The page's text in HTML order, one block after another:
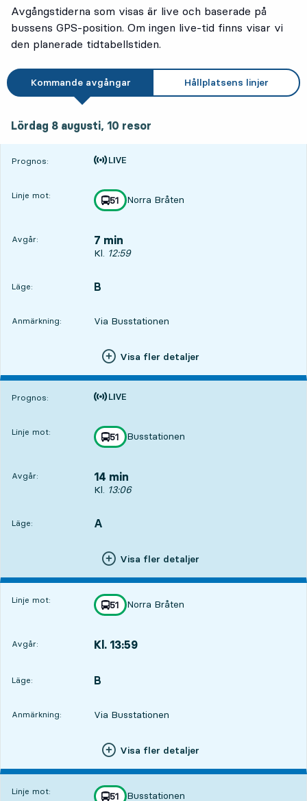
Avgångstiderna som visas är live och baserade på
bussens GPS-position. Om ingen live-tid finns visar vi
den planerade tidtabellstiden.
Kommande avgångar Hållplatsens linjer
Lördag 8 augusti, 10 resor
Prognos:
Tiden är prognos
Linje mot: linje
51
mot
Norra Bråten
,
Avgår: 7 min
Avgår, Kl. 12:59, om 7 min
Kl. 12:59
Läge:
LÄGE, B
,
Anmärkning: Via Busstationen
Visa fler detaljer
Prognos:
Tiden är prognos
Linje mot: linje
51
mot
Busstationen
,
Avgår: 14 min
Avgår, Kl. 13:06, om 14 min
Kl. 13:06
Läge:
LÄGE, A
,
Visa fler detaljer
Linje mot: linje
51
mot
Norra Bråten
,
Avgår: Kl. 13:59
Läge:
LÄGE, B
,
Anmärkning: Via Busstationen
Visa fler detaljer
Linje mot: linje
51 Busstationen